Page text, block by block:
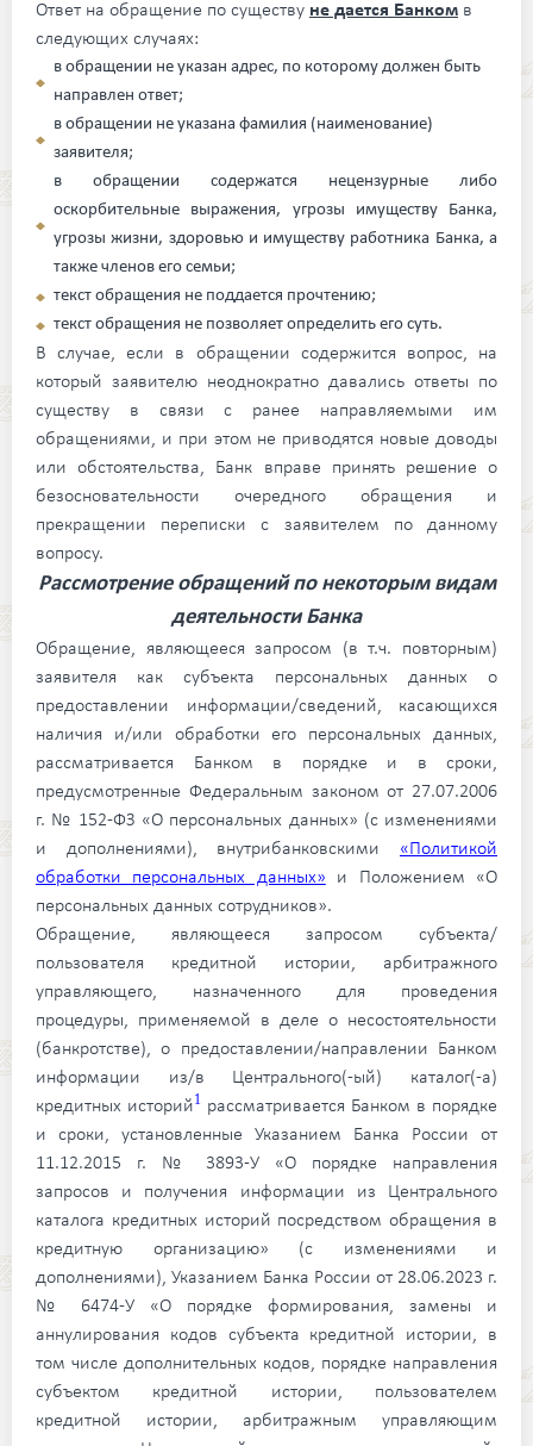
Ответ на обращение по существу не дается Банком в
следующих случаях:
в обращении не указан адрес, по которому должен быть
направлен ответ;
в обращении не указана фамилия (наименование)
заявителя;
в обращении содержатся нецензурные либо
оскорбительные выражения, угрозы имуществу Банка,
угрозы жизни, здоровью и имуществу работника Банка, а
также членов его семьи;
текст обращения не поддается прочтению;
текст обращения не позволяет определить его суть.
В случае, если в обращении содержится вопрос, на
который заявителю неоднократно давались ответы по
существу в связи с ранее направляемыми им
обращениями, и при этом не приводятся новые доводы
или обстоятельства, Банк вправе принять решение о
безосновательности очередного обращения и
прекращении переписки с заявителем по данному
вопросу.
Рассмотрение обращений по некоторым видам
деятельности Банка
Обращение, являющееся запросом (в т.ч. повторным)
заявителя как субъекта персональных данных о
предоставлении информации/сведений, касающихся
наличия и/или обработки его персональных данных,
рассматривается Банком в порядке и в сроки,
предусмотренные Федеральным законом от 27.07.2006
г. № 152-ФЗ «О персональных данных» (с изменениями
и дополнениями), внутрибанковскими «Политикой
обработки персональных данных» и Положением «О
персональных данных сотрудников».
Обращение, являющееся запросом субъекта/
пользователя кредитной истории, арбитражного
управляющего, назначенного для проведения
процедуры, применяемой в деле о несостоятельности
(банкротстве), о предоставлении/направлении Банком
информации из/в Центрального(-ый) каталог(-а)
кредитных историй1 рассматривается Банком в порядке
и сроки, установленные Указанием Банка России от
11.12.2015 г. № 3893-У «О порядке направления
запросов и получения информации из Центрального
каталога кредитных историй посредством обращения в
кредитную организацию» (с изменениями и
дополнениями), Указанием Банка России от 28.06.2023 г.
№ 6474-У «О порядке формирования, замены и
аннулирования кодов субъекта кредитной истории, в
том числе дополнительных кодов, порядке направления
субъектом кредитной истории, пользователем
кредитной истории, арбитражным управляющим